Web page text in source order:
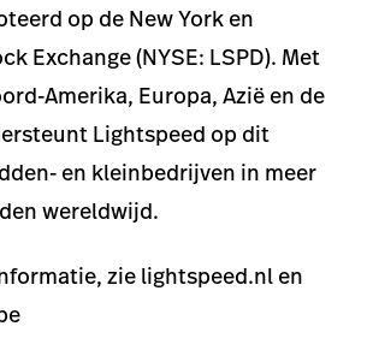
op de New York en
Exchange (NYSE: LSPD). Met
Amerika, Europa, Azië en de
Lightspeed op dit
en kleinbedrijven in meer
wereldwijd.
zie lightspeed.nl en